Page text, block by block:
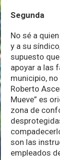
Segunda
No sé a
y a su
supuesto
apoyar a las
municipio,
Roberto
Mueve” es
zona de
son las
empleados